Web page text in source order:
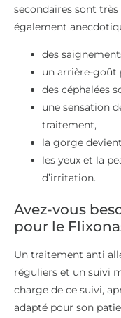
secondaires sont
également
des
un arrière-goût
des céphalées
une sensation
traitement,
la gorge
les yeux et la
d’irritation.
Avez-vous
pour le
Un traitement anti
réguliers et un suivi
charge de ce suivi,
adapté pour son